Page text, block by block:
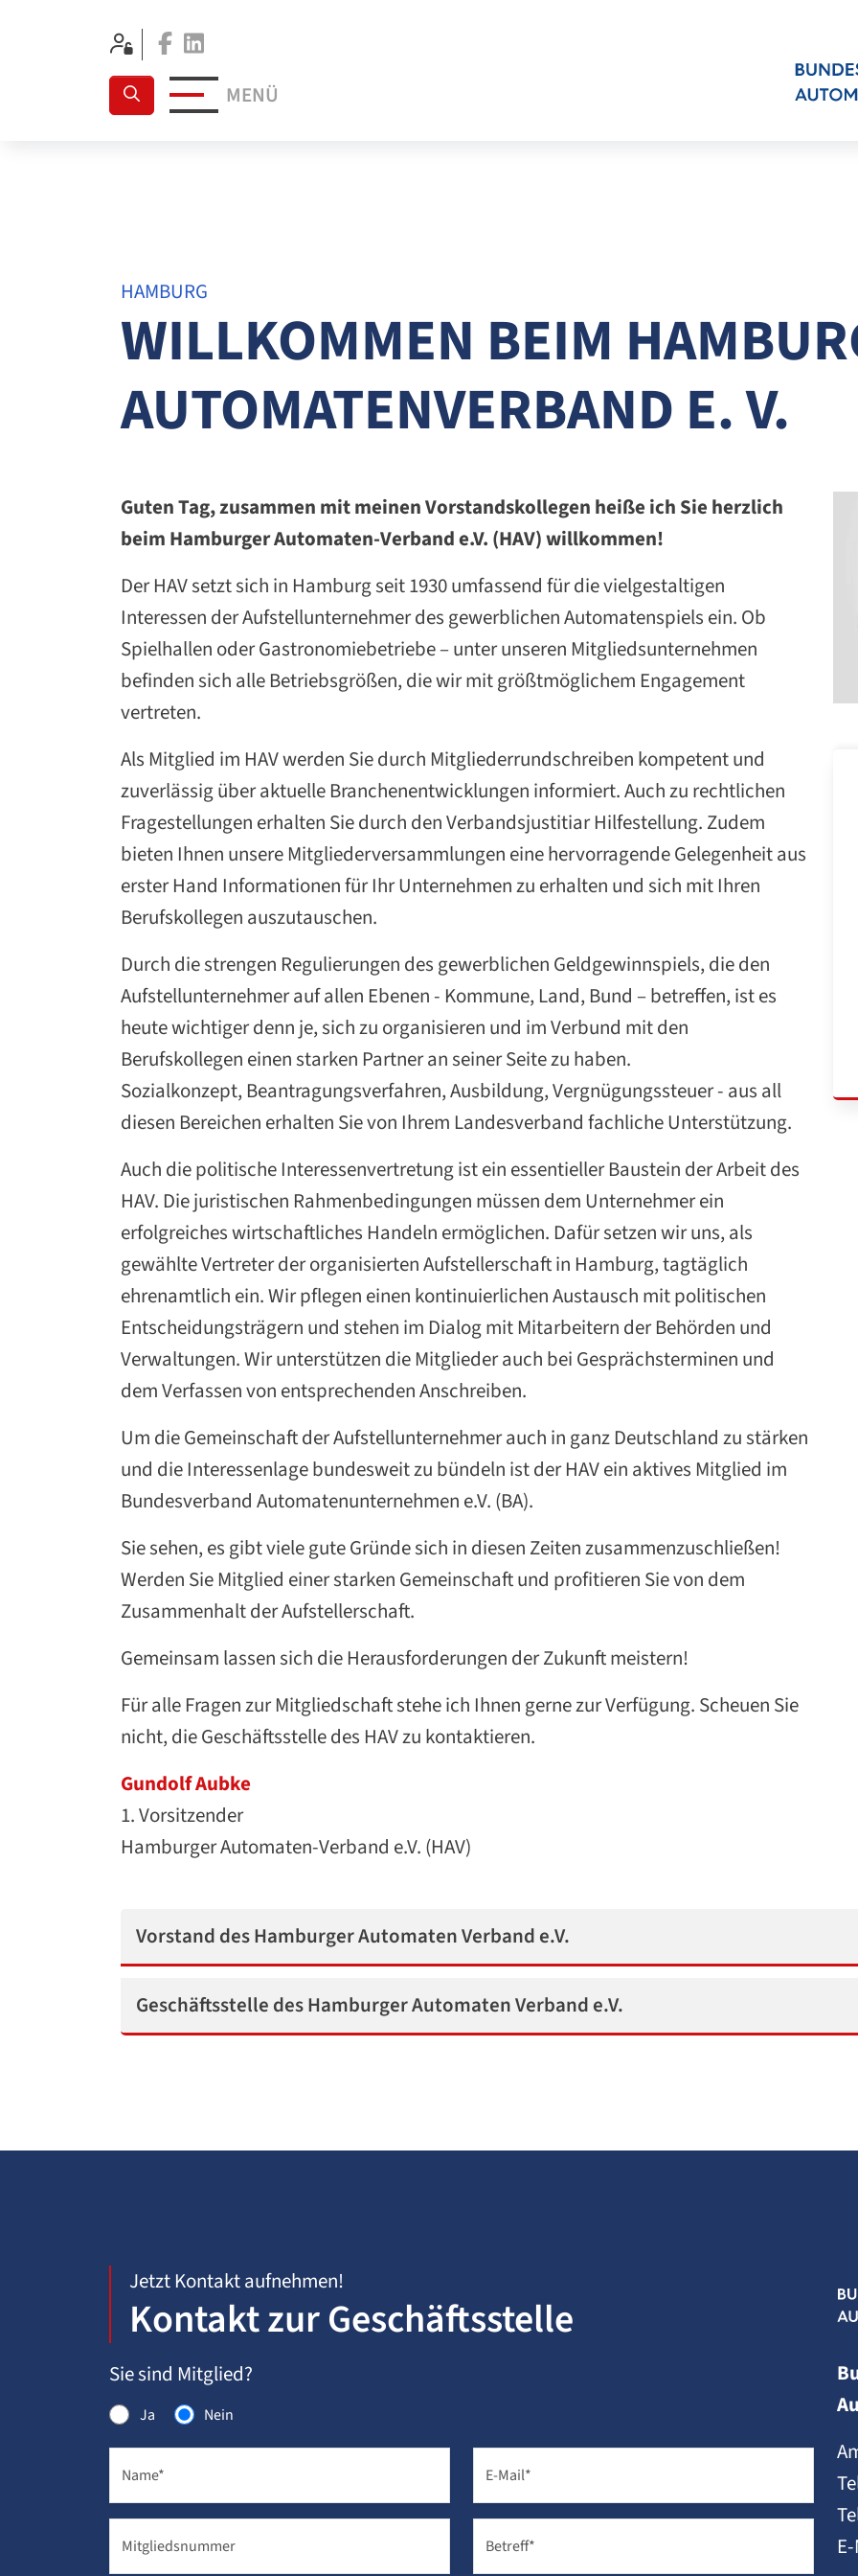
Facebook
MENÜ
HAMBURG
WILLKOMMEN BEIM
AUTOMATENVERBAND E. V.
Guten Tag, zusammen mit meinen Vorstandskollegen heiße ich Sie herzlich
beim Hamburger Automaten-Verband e.V. (HAV) willkommen!
Der HAV setzt sich in Hamburg seit 1930 umfassend für die vielgestaltigen
Interessen der Aufstellunternehmer des gewerblichen Automatenspiels ein. Ob
Spielhallen oder Gastronomiebetriebe – unter unseren Mitgliedsunternehmen
befinden sich alle Betriebsgrößen, die wir mit größtmöglichem Engagement
vertreten.
Als Mitglied im HAV werden Sie durch Mitgliederrundschreiben kompetent und
zuverlässig über aktuelle Branchenentwicklungen informiert. Auch zu rechtlichen
Fragestellungen erhalten Sie durch den Verbandsjustitiar Hilfestellung. Zudem
bieten Ihnen unsere Mitgliederversammlungen eine hervorragende Gelegenheit aus
erster Hand Informationen für Ihr Unternehmen zu erhalten und sich mit Ihren
Berufskollegen auszutauschen.
Durch die strengen Regulierungen des gewerblichen Geldgewinnspiels, die den
Aufstellunternehmer auf allen Ebenen - Kommune, Land, Bund – betreffen, ist es
heute wichtiger denn je, sich zu organisieren und im Verbund mit den
Berufskollegen einen starken Partner an seiner Seite zu haben.
Sozialkonzept, Beantragungsverfahren, Ausbildung, Vergnügungssteuer - aus all
diesen Bereichen erhalten Sie von Ihrem Landesverband fachliche Unterstützung.
Auch die politische Interessenvertretung ist ein essentieller Baustein der Arbeit des
HAV. Die juristischen Rahmenbedingungen müssen dem Unternehmer ein
erfolgreiches wirtschaftliches Handeln ermöglichen. Dafür setzen wir uns, als
gewählte Vertreter der organisierten Aufstellerschaft in Hamburg, tagtäglich
ehrenamtlich ein. Wir pflegen einen kontinuierlichen Austausch mit politischen
Entscheidungsträgern und stehen im Dialog mit Mitarbeitern der Behörden und
Verwaltungen. Wir unterstützen die Mitglieder auch bei Gesprächsterminen und
dem Verfassen von entsprechenden Anschreiben.
Um die Gemeinschaft der Aufstellunternehmer auch in ganz Deutschland zu stärken
und die Interessenlage bundesweit zu bündeln ist der HAV ein aktives Mitglied im
Bundesverband Automatenunternehmen e.V. (BA).
Sie sehen, es gibt viele gute Gründe sich in diesen Zeiten zusammenzuschließen!
Werden Sie Mitglied einer starken Gemeinschaft und profitieren Sie von dem
Zusammenhalt der Aufstellerschaft.
Gemeinsam lassen sich die Herausforderungen der Zukunft meistern!
Für alle Fragen zur Mitgliedschaft stehe ich Ihnen gerne zur Verfügung. Scheuen Sie
nicht, die Geschäftsstelle des HAV zu kontaktieren.
Gundolf Aubke
1. Vorsitzender
Hamburger Automaten-Verband e.V. (HAV)
Vorstand des Hamburger Automaten Verband e.V.
Geschäftsstelle des Hamburger Automaten Verband e.V.
Jetzt Kontakt aufnehmen!
Kontakt zur Geschäftsstelle
Sie sind Mitglied?
Ja Nein
Name* E-Mail*
Mitgliedsnummer Betreff*